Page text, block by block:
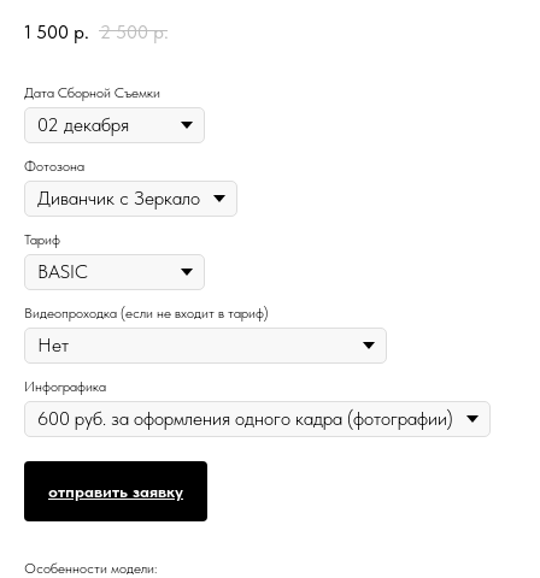
1 500 р. 2 500 р.
Дата Сборной Съемки
Фотозона
Тариф
Видеопроходка (если не входит в тариф)
Инфографика
отправить заявку
Особенности модели: